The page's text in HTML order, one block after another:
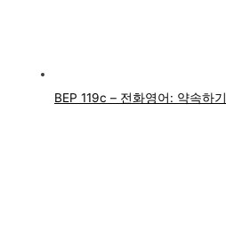
BEP 119c – 전화영어: 약속하기